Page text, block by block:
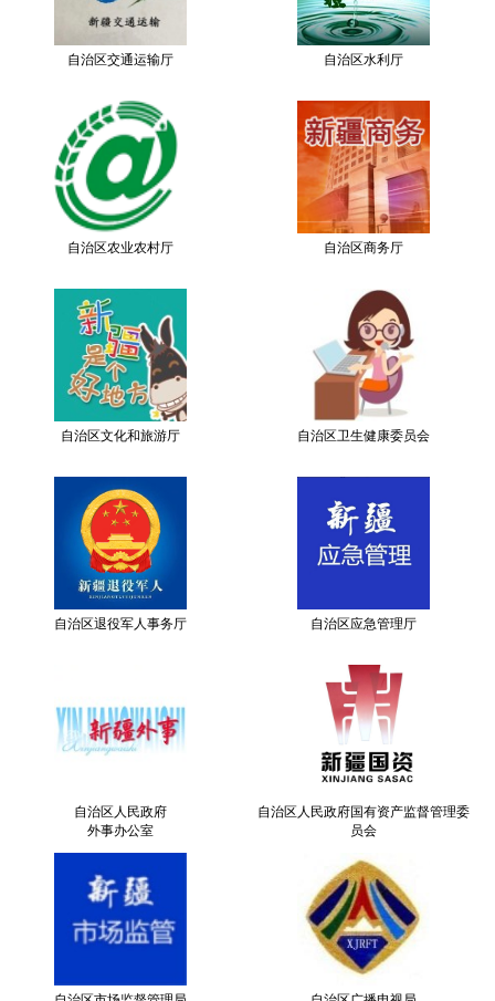
自治区交通运输厅 自治区水利厅
自治区农业农村厅 自治区商务厅
自治区文化和旅游厅 自治区卫生健康委员会
自治区退役军人事务厅 自治区应急管理厅
自治区人民政府
外事办公室
自治区人民政府国有资产监督管理委
员会